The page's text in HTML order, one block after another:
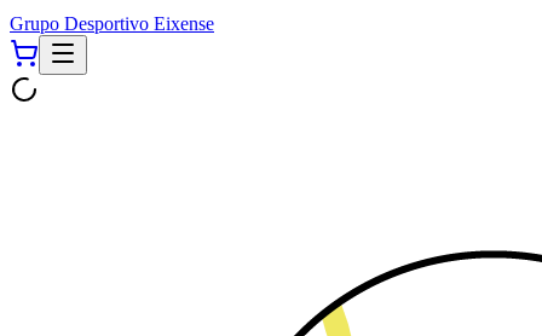
Grupo Desportivo Eixense